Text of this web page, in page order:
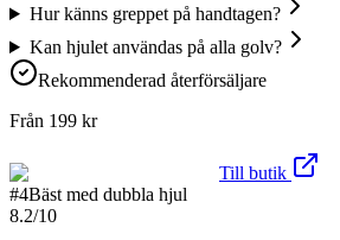
Hur känns greppet på handtagen?
Kan hjulet användas på alla golv?
Rekommenderad återförsäljare
Från 199 kr
Till butik
#4Bäst med dubbla hjul
8.2/10